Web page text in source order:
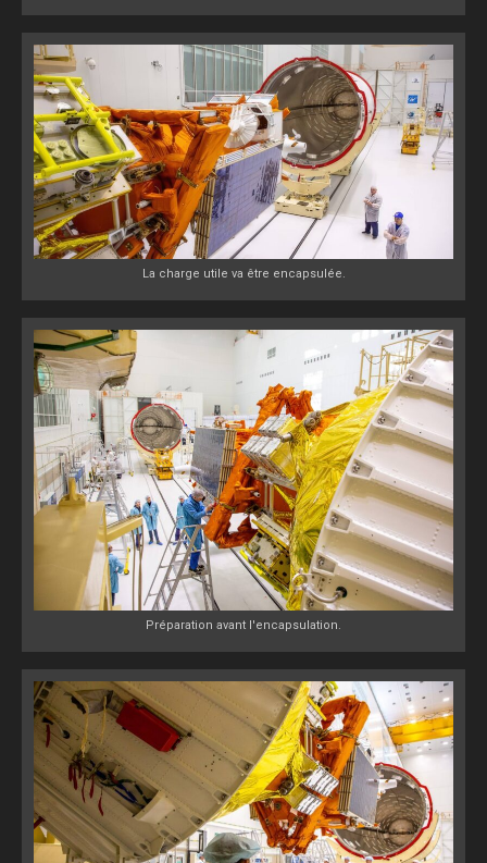
La charge utile va être encapsulée.
Préparation avant l'encapsulation.